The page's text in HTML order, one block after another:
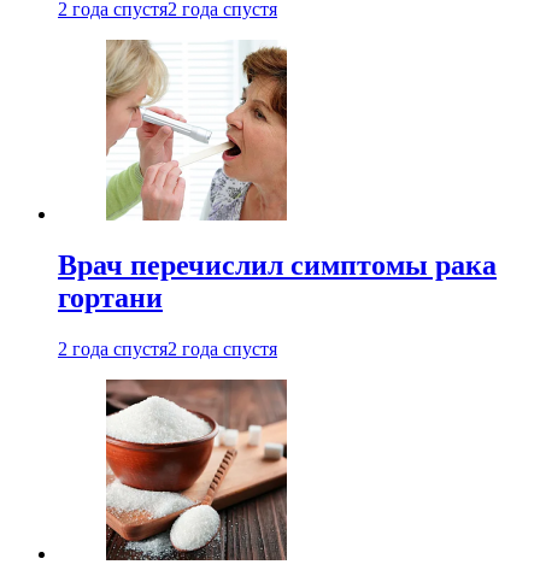
2 года спустя2 года спустя
Врач перечислил симптомы рака
гортани
2 года спустя2 года спустя